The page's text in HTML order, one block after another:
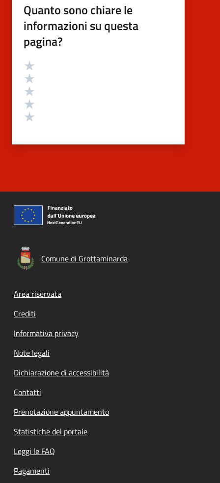
Quanto sono chiare le
informazioni su questa
pagina?
Valutazione
Comune di Grottaminarda
Footer menu
Area riservata
Crediti
Informativa privacy
Note legali
Dichiarazione di accessibilità
Contatti
Prenotazione appuntamento
Statistiche del portale
Leggi le FAQ
Pagamenti